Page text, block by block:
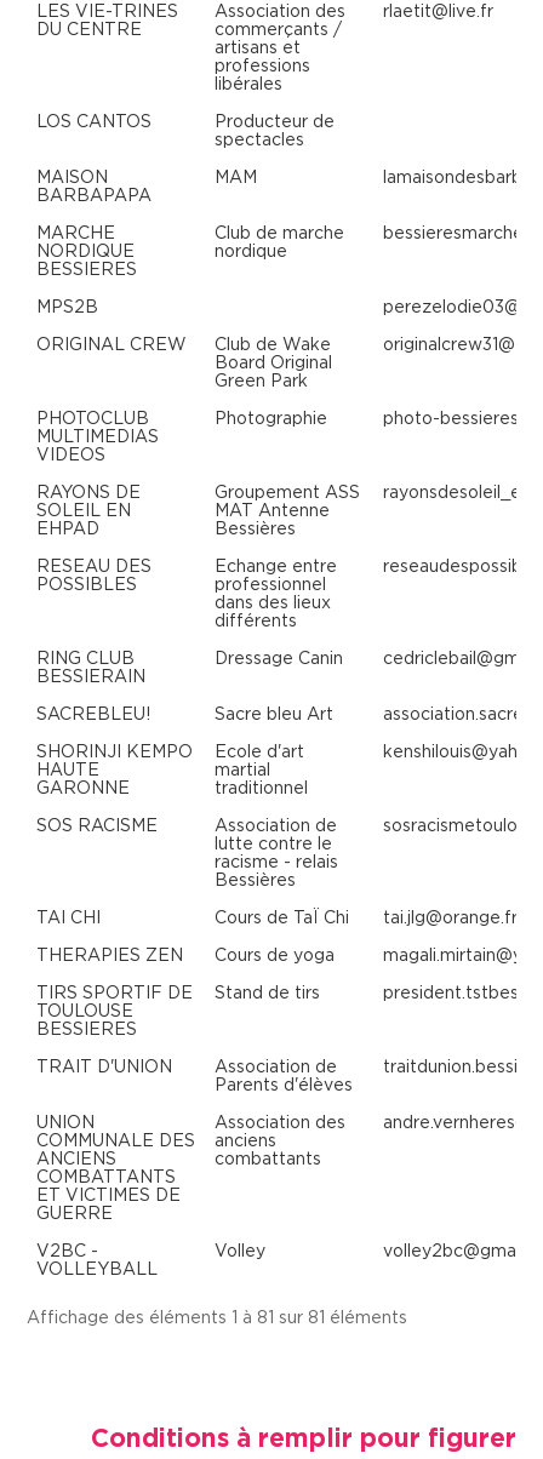
LES VIE-TRINES
DU CENTRE
Association des
commerçants /
artisans et
professions
libérales
rlaetit@live.fr
LOS CANTOS
Producteur de
spectacles
MAISON
BARBAPAPA
MAM
MARCHE
NORDIQUE
BESSIERES
Club de marche
nordique
MPS2B
ORIGINAL CREW
Club de Wake
Board Original
Green Park
PHOTOCLUB
MULTIMEDIAS
VIDEOS
Photographie photo-
RAYONS DE
SOLEIL EN
EHPAD
Groupement ASS
MAT Antenne
Bessières
RESEAU DES
POSSIBLES
Echange entre
professionnel
dans des lieux
différents
RING CLUB
BESSIERAIN
Dressage Canin
SACREBLEU! Sacre bleu Art
SHORINJI KEMPO
HAUTE
GARONNE
Ecole d'art
martial
traditionnel
SOS RACISME
Association de
lutte contre le
racisme - relais
Bessières
TAI CHI Cours de TaÏ Chi tai.jlg@orange.fr
THERAPIES ZEN Cours de yoga
TIRS SPORTIF DE
TOULOUSE
BESSIERES
Stand de tirs
TRAIT D'UNION
Association de
Parents d'élèves
UNION
COMMUNALE DES
ANCIENS
COMBATTANTS
ET VICTIMES DE
GUERRE
Association des
anciens
combattants
V2BC -
VOLLEYBALL
Volley
Affichage des éléments 1 à 81 sur 81 éléments
Conditions à remplir pour figurer